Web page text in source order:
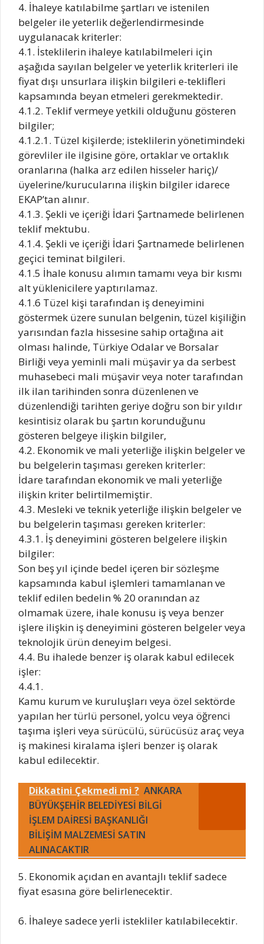
4. İhaleye katılabilme şartları ve istenilen
belgeler ile yeterlik değerlendirmesinde
uygulanacak kriterler:
4.1. İsteklilerin ihaleye katılabilmeleri için
aşağıda sayılan belgeler ve yeterlik kriterleri ile
fiyat dışı unsurlara ilişkin bilgileri e-teklifleri
kapsamında beyan etmeleri gerekmektedir.
4.1.2. Teklif vermeye yetkili olduğunu gösteren
bilgiler;
4.1.2.1. Tüzel kişilerde; isteklilerin yönetimindeki
görevliler ile ilgisine göre, ortaklar ve ortaklık
oranlarına (halka arz edilen hisseler hariç)/
üyelerine/kurucularına ilişkin bilgiler idarece
EKAP’tan alınır.
4.1.3. Şekli ve içeriği İdari Şartnamede belirlenen
teklif mektubu.
4.1.4. Şekli ve içeriği İdari Şartnamede belirlenen
geçici teminat bilgileri.
4.1.5 İhale konusu alımın tamamı veya bir kısmı
alt yüklenicilere yaptırılamaz.
4.1.6 Tüzel kişi tarafından iş deneyimini
göstermek üzere sunulan belgenin, tüzel kişiliğin
yarısından fazla hissesine sahip ortağına ait
olması halinde, Türkiye Odalar ve Borsalar
Birliği veya yeminli mali müşavir ya da serbest
muhasebeci mali müşavir veya noter tarafından
ilk ilan tarihinden sonra düzenlenen ve
düzenlendiği tarihten geriye doğru son bir yıldır
kesintisiz olarak bu şartın korunduğunu
gösteren belgeye ilişkin bilgiler,
4.2. Ekonomik ve mali yeterliğe ilişkin belgeler ve
bu belgelerin taşıması gereken kriterler:
İdare tarafından ekonomik ve mali yeterliğe
ilişkin kriter belirtilmemiştir.
4.3. Mesleki ve teknik yeterliğe ilişkin belgeler ve
bu belgelerin taşıması gereken kriterler:
4.3.1. İş deneyimini gösteren belgelere ilişkin
bilgiler:
Son beş yıl içinde bedel içeren bir sözleşme
kapsamında kabul işlemleri tamamlanan ve
teklif edilen bedelin % 20 oranından az
olmamak üzere, ihale konusu iş veya benzer
işlere ilişkin iş deneyimini gösteren belgeler veya
teknolojik ürün deneyim belgesi.
4.4. Bu ihalede benzer iş olarak kabul edilecek
işler:
4.4.1.
Kamu kurum ve kuruluşları veya özel sektörde
yapılan her türlü personel, yolcu veya öğrenci
taşıma işleri veya sürücülü, sürücüsüz araç veya
iş makinesi kiralama işleri benzer iş olarak
kabul edilecektir.
Dikkatini Çekmedi mi ? ANKARA
BÜYÜKŞEHİR BELEDİYESİ BİLGİ
İŞLEM DAİRESİ BAŞKANLIĞI
BİLİŞİM MALZEMESİ SATIN
ALINACAKTIR
5. Ekonomik açıdan en avantajlı teklif sadece
fiyat esasına göre belirlenecektir.
6. İhaleye sadece yerli istekliler katılabilecektir.